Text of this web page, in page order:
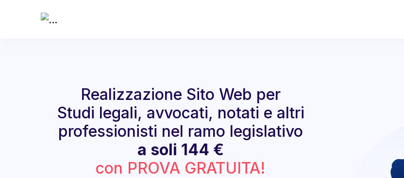
Realizzazione Sito Web per
Studi legali, avvocati, notati e altri
professionisti nel ramo legislativo
a soli 144 €
con PROVA GRATUITA!